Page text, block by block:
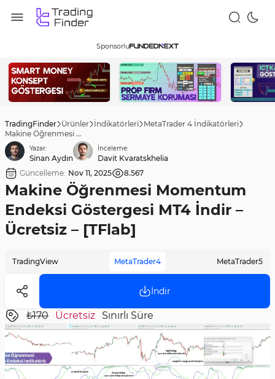
Sponsorlu
TradingFinder Ürünler İndikatörleri MetaTrader 4 İndikatörleri
Makine Öğrenmesi Momentum Endeksi Göstergesi MT4 İndir – Ücretsiz – [TFlab]
Yazar:
Sinan Aydın
İnceleme:
Davit Kvaratskhelia
Güncelleme: Nov 11, 2025 8.567
Makine Öğrenmesi Momentum
Endeksi Göstergesi MT4 İndir –
Ücretsiz – [TFlab]
TradingView MetaTrader4 MetaTrader5
İndir
₺170 Ücretsiz Sınırlı Süre